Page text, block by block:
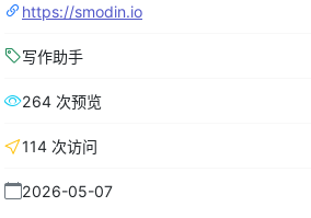
https://smodin.io
写作助手
264 次预览
114 次访问
2026-05-07